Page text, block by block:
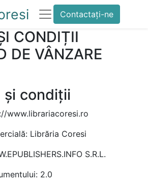
Contactați-ne
CONDIȚII
DE VÂNZARE
și condiții
www.librariacoresi.ro
Librăria Coresi
S.R.L.
2.0